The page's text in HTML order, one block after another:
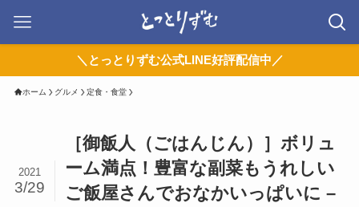
＼とっとりずむ公式LINE好評配信中／
ホーム グルメ 定食・食堂
［御飯人（ごはんじん）］ボリュ
ーム満点！豊富な副菜もうれしい
ご飯屋さんでおなかいっぱいに –
2021
3/29